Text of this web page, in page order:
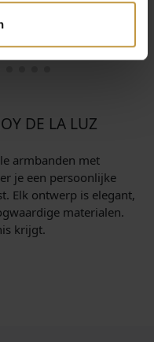
DE LA LUZ
armbanden met
je een persoonlijke
Elk ontwerp is elegant,
materialen.
krijgt.